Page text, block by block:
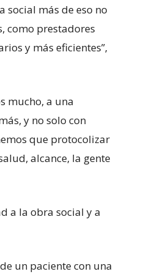
social más de eso no
como prestadores
y más eficientes”,
mucho, a una
y no solo con
que protocolizar
alcance, la gente
a la obra social y a
un paciente con una